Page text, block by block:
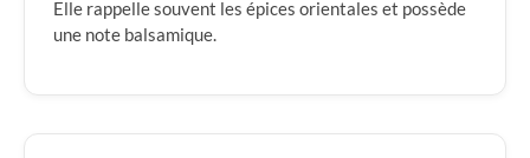
Elle rappelle souvent les épices orientales et possède
une note balsamique.